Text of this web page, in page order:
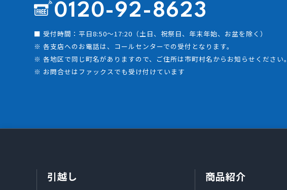
0120-92-8623
■ 受付時間：平日8:50～17:20（土日、祝祭日、年末年始、お盆を除く）
※ 各支店へのお電話は、コールセンターでの受付となります。
※ 各地区で同じ町名がありますので、ご住所は市町村名からお知らせください。
※ お問合せはファックスでも受け付けています
引越し 商品紹介